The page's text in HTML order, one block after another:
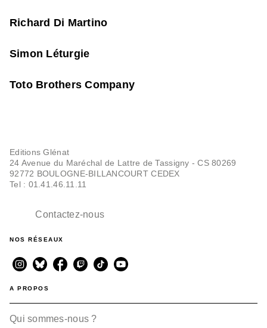
Richard Di Martino
Simon Léturgie
Toto Brothers Company
Editions Glénat
24 Avenue du Maréchal de Lattre de Tassigny - CS 80269
92772 BOULOGNE-BILLANCOURT CEDEX
Tel : 01.41.46.11.11
Contactez-nous
NOS RÉSEAUX
A PROPOS
Qui sommes-nous ?